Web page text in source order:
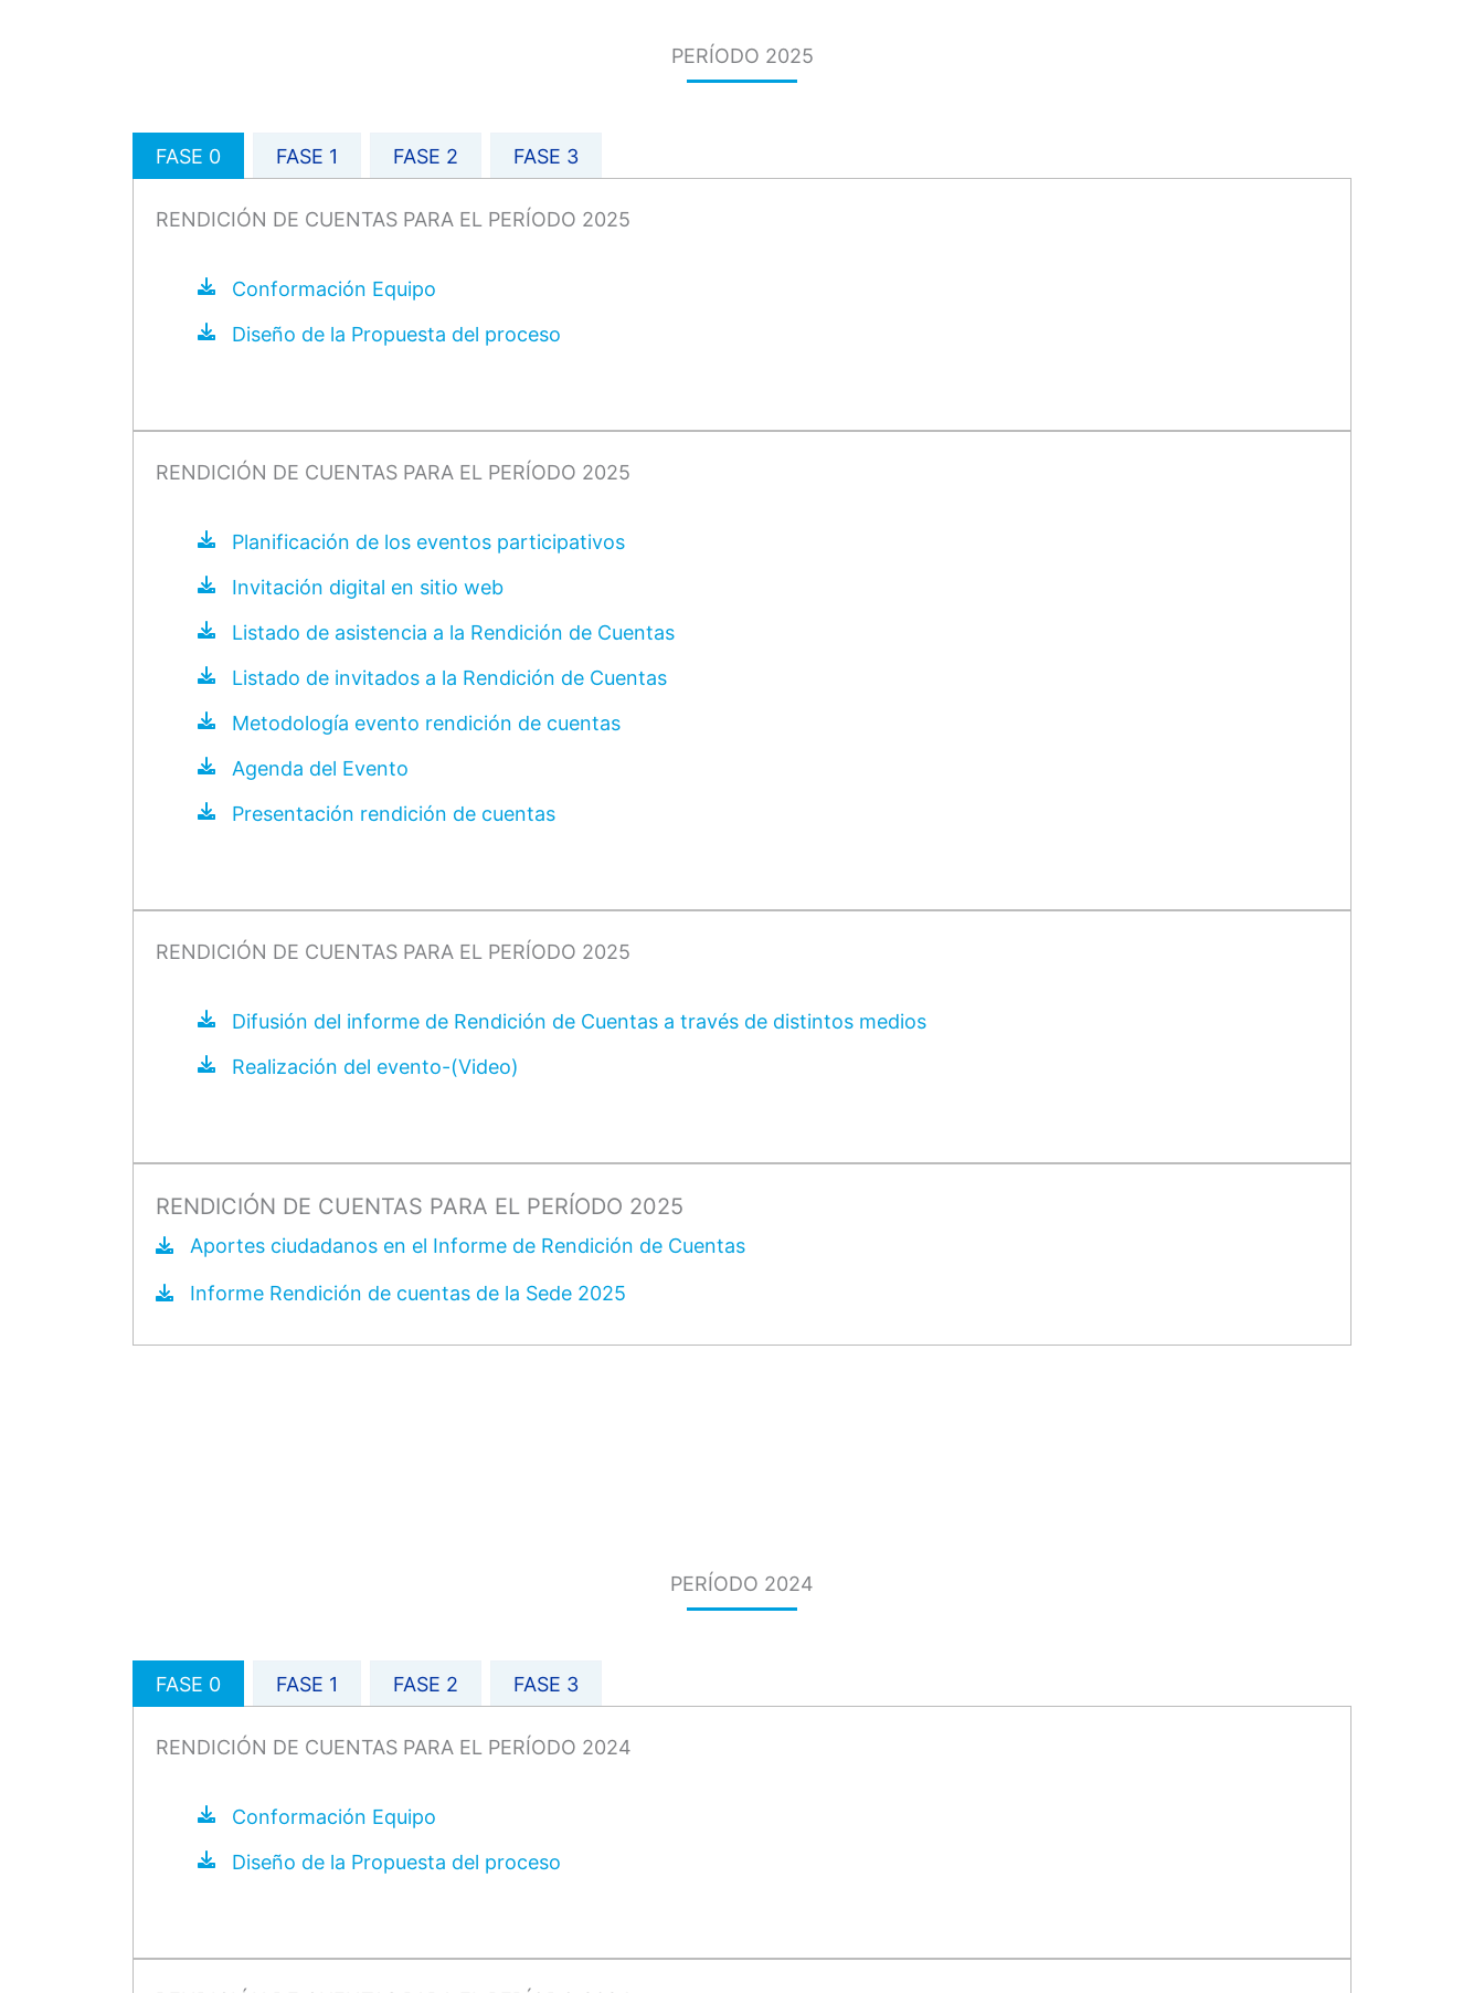
PERÍODO 2025
FASE 0 FASE 1 FASE 2 FASE 3
RENDICIÓN DE CUENTAS PARA EL PERÍODO 2025
Conformación Equipo
Diseño de la Propuesta del proceso
RENDICIÓN DE CUENTAS PARA EL PERÍODO 2025
Planificación de los eventos participativos
Invitación digital en sitio web
Listado de asistencia a la Rendición de Cuentas
Listado de invitados a la Rendición de Cuentas
Metodología evento rendición de cuentas
Agenda del Evento
Presentación rendición de cuentas
RENDICIÓN DE CUENTAS PARA EL PERÍODO 2025
Difusión del informe de Rendición de Cuentas a través de distintos medios
Realización del evento-(Video)
RENDICIÓN DE CUENTAS PARA EL PERÍODO 2025
Aportes ciudadanos en el Informe de Rendición de Cuentas
Informe Rendición de cuentas de la Sede 2025
PERÍODO 2024
FASE 0 FASE 1 FASE 2 FASE 3
RENDICIÓN DE CUENTAS PARA EL PERÍODO 2024
Conformación Equipo
Diseño de la Propuesta del proceso